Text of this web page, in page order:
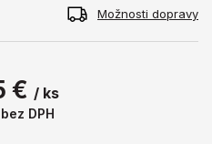
Možnosti dopravy
€ / ks
bez DPH